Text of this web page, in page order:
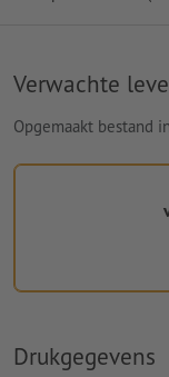
Verwachte
Opgemaakt bestand
Drukgegevens